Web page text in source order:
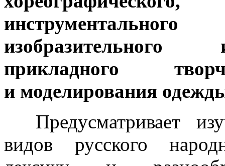
изобразительного
прикладного
и моделирования
Предусматривает
видов русского